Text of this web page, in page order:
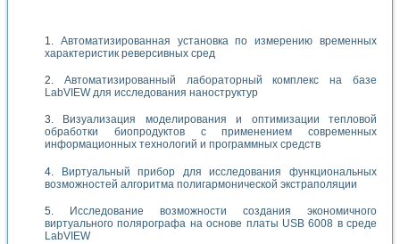
Автоматизированная установка по измерению временных
характеристик реверсивных сред
Автоматизированный лабораторный комплекс на базе
LabVIEW для исследования наноструктур
Визуализация моделирования и оптимизации тепловой
обработки биопродуктов с применением современных
информационных технологий и программных средств
Виртуальный прибор для исследования функциональных
возможностей алгоритма полигармонической экстраполяции
Исследование возможности создания экономичного
виртуального полярографа на основе платы USB 6008 в среде
LabVIEW